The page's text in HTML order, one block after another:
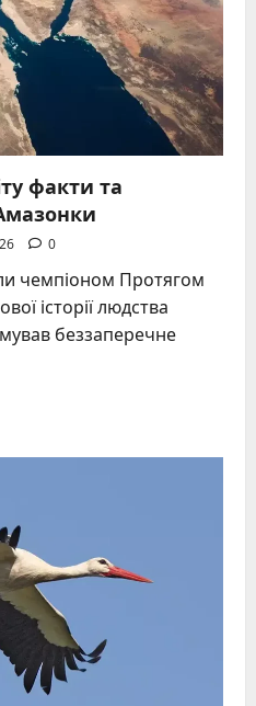
факти та
0
чемпіоном Протягом
історії людства
беззаперечне